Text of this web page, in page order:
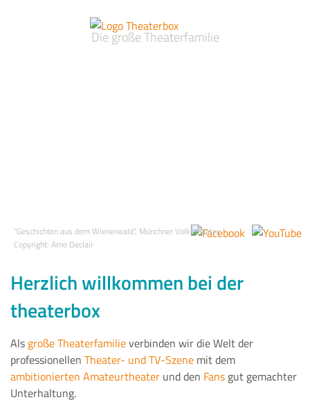
Die große Theaterfamilie
"Geschichten aus dem Wienerwald", Münchner Volkstheater,
Copyright: Arno Declair
Herzlich willkommen bei der
theaterbox
Als große Theaterfamilieverbinden wir die Welt der
professionellen Theater- und TV-Szene mit dem
ambitionierten Amateurtheater und den Fans gut gemachter
Unterhaltung.